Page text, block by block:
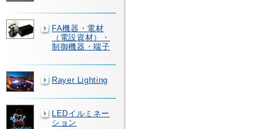
FA機器・電材
（電設資材）・
制御機器・端子
Rayer Lighting
LEDイルミネー
ション